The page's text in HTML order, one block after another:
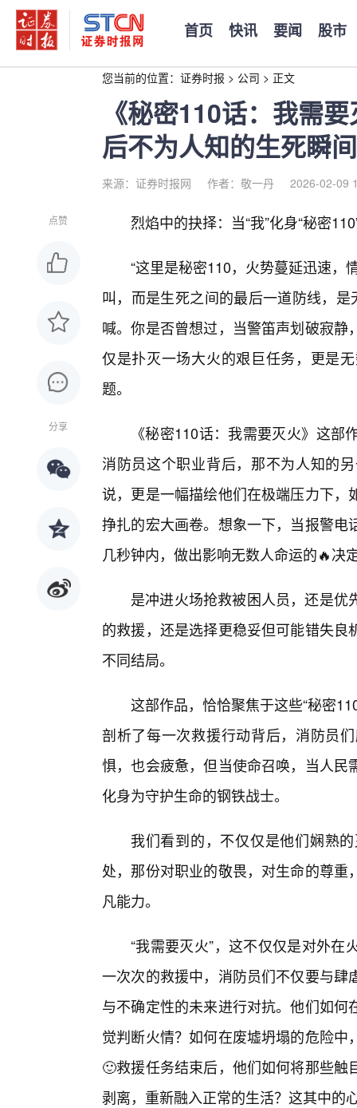
首页 快讯 要闻 股市
您当前的位置： 证券时报 > 公司 > 正文
《秘密110话：我需
后不为人知的生死瞬
来源：证券时报网 作者：敬一丹 2026-02-09
点赞
分享
烈焰中的抉择：当“我”化身“秘密
“这里是秘密110，火势蔓延迅速，
叫，而是生死之间的最后一道防线，
喊。你是否曾想过，当警笛声划破寂
仅是扑灭一场大火的艰巨任务，更是
题。
《秘密110话：我需要灭火》这
消防员这个职业背后，那不为人知的
说，更是一幅描绘他们在极端压力下
挣扎的宏大画卷。想象一下，当报警
几秒钟内，做出影响无数人命运的🔥决
是冲进火场抢救被困人员，还是
的救援，还是选择更稳妥但可能错失
不同结局。
这部作品，恰恰聚焦于这些“秘密
剖析了每一次救援行动背后，消防员
惧，也会疲惫，但当使命召唤，当人
化身为守护生命的钢铁战士。
我们看到的，不仅仅是他们娴熟
处，那份对职业的敬畏，对生命的尊
凡能力。
“我需要灭火”，这不仅仅是对外
一次次的救援中，消防员们不仅要与
与不确定性的未来进行对抗。他们如
觉判断火情？如何在废墟坍塌的危险
🙂救援任务结束后，他们如何将那些
剥离，重新融入正常的生活？这其中的